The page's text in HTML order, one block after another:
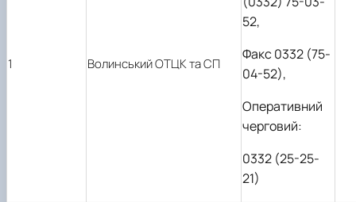
1 Волинський ОТЦК та СП
52,
Факс 0332 (75-
04-52),
Оперативний
черговий:
0332 (25-25-
21)